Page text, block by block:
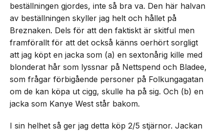
beställningen gjordes, inte så bra va. Den här halvan
av beställningen skyller jag helt och hållet på
Breznaken. Dels för att den faktiskt är skitful men
framförallt för att det också känns oerhört sorgligt
att jag köpt en jacka som (a) en sextonårig kille med
blonderat hår som lyssnar på Nettspend och Bladee,
som frågar förbigående personer på Folkungagatan
om de kan köpa ut cigg, skulle ha på sig. Och (b) en
jacka som Kanye West står bakom.
I sin helhet så ger jag detta köp 2/5 stjärnor. Jackan